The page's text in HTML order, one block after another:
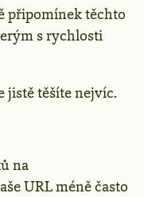
připomínek těchto
s rychlosti
jistě těšíte nejvíc.
na
URL méně často